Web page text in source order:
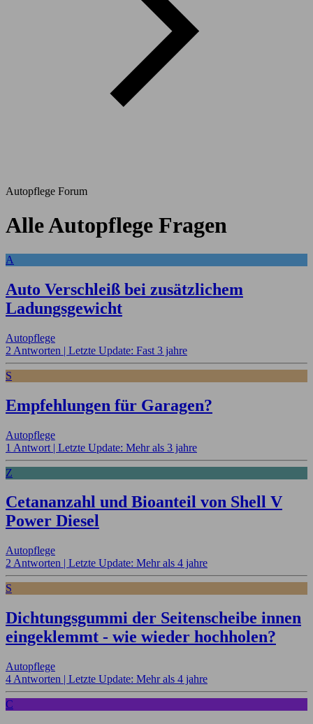
Autopflege Forum
Alle Autopflege Fragen
A
Auto Verschleiß bei zusätzlichem
Ladungsgewicht
Autopflege
2 Antworten | Letzte Update: Fast 3 jahre
S
Empfehlungen für Garagen?
Autopflege
1 Antwort | Letzte Update: Mehr als 3 jahre
Z
Cetananzahl und Bioanteil von Shell V
Power Diesel
Autopflege
2 Antworten | Letzte Update: Mehr als 4 jahre
S
Dichtungsgummi der Seitenscheibe innen
eingeklemmt - wie wieder hochholen?
Autopflege
4 Antworten | Letzte Update: Mehr als 4 jahre
C